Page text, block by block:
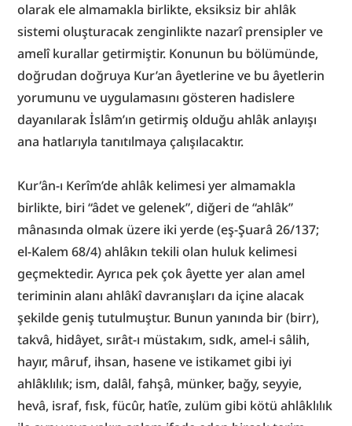
olarak ele almamakla birlikte, eksiksiz bir ahlâk
sistemi oluşturacak zenginlikte nazarî prensipler ve
amelî kurallar getirmiştir. Konunun bu bölümünde,
doğrudan doğruya Kur’an âyetlerine ve bu âyetlerin
yorumunu ve uygulamasını gösteren hadislere
dayanılarak İslâm’ın getirmiş olduğu ahlâk anlayışı
ana hatlarıyla tanıtılmaya çalışılacaktır.
Kur’ân-ı Kerîm’de ahlâk kelimesi yer almamakla
birlikte, biri “âdet ve gelenek”, diğeri de “ahlâk”
mânasında olmak üzere iki yerde (eş-Şuarâ 26/137;
el-Kalem 68/4) ahlâkın tekili olan huluk kelimesi
geçmektedir. Ayrıca pek çok âyette yer alan amel
teriminin alanı ahlâkî davranışları da içine alacak
şekilde geniş tutulmuştur. Bunun yanında bir (birr),
takvâ, hidâyet, sırât-ı müstakım, sıdk, amel-i sâlih,
hayır, mâruf, ihsan, hasene ve istikamet gibi iyi
ahlâklılık; ism, dalâl, fahşâ, münker, bağy, seyyie,
hevâ, israf, fısk, fücûr, hatîe, zulüm gibi kötü ahlâklılık